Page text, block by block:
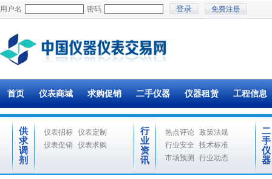
用户名 密码 免费注册
首页 仪表商城 求购促销 二手仪器 仪器租赁 工程信息
供
求
调
剂
仪表招标 仪表定制
仪表促销
仪表求购
行
业
资
讯
热点评论 政策法规
行业安全
技术标准
市场预测
行业动态
二
手
仪
器